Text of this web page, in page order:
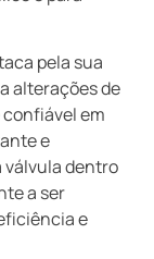
pela sua
alterações de
em
e
válvula dentro
a ser
e